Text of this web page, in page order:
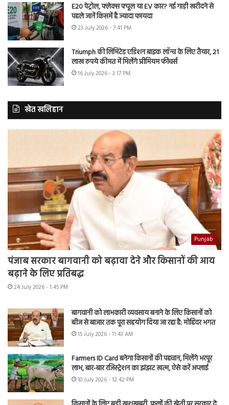
E20 पेट्रोल, फ्लेक्स फ्यूल या EV कार? नई गाड़ी खरीदने से
पहले जानें किसमें है ज्यादा फायदा
23 July 2026 - 7:41 PM
Triumph की लिमिटेड एडिशन बाइक लॉन्च के लिए तैयार, 21
लाख रुपये कीमत में मिलेंगे प्रीमियम फीचर्स
16 July 2026 - 3:17 PM
खेत खलिहान
Punjab
पंजाब सरकार बागवानी को बढ़ावा देने और किसानों की आय
बढ़ाने के लिए प्रतिबद्ध
24 July 2026 - 1:45 PM
बागवानी को लाभकारी व्यवसाय बनाने के लिए किसानों को
बीज से बाजार तक पूरा सहयोग दिया जा रहा है: मोहिंदर भगत
15 July 2026 - 11:43 AM
Farmers ID Card बनेगा किसानों की पहचान, मिलेंगे भरपूर
लाभ, बार-बार रजिस्ट्रेशन का झंझट खत्म, ऐसे करें अप्लाई
10 July 2026 - 12:42 PM